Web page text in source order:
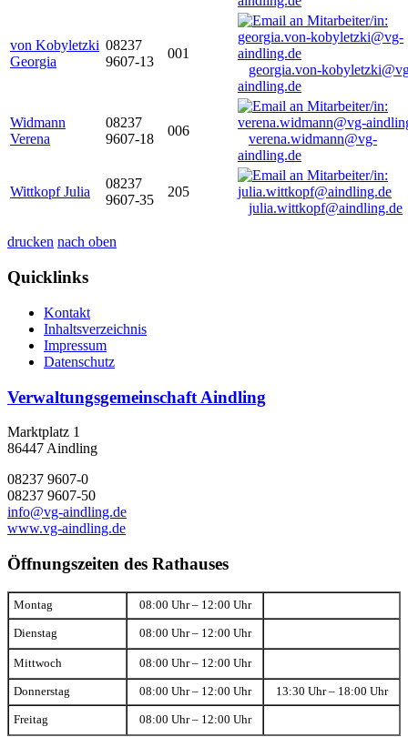
von Kobyletzki
Georgia
08237
9607-13
001
georgia.von-
aindling.de
Widmann
Verena
08237
9607-18
006
verena.widmann@vg-
aindling.de
Wittkopf Julia
08237
9607-35
205
julia.wittkopf@aindling.de
drucken nach oben
Quicklinks
Kontakt
Inhaltsverzeichnis
Impressum
Datenschutz
Verwaltungsgemeinschaft Aindling
Marktplatz 1
86447 Aindling
08237 9607-0
08237 9607-50
info@vg-aindling.de
www.vg-aindling.de
Öffnungszeiten des Rathauses
Montag 08:00 Uhr – 12:00 Uhr
Dienstag 08:00 Uhr – 12:00 Uhr
Mittwoch 08:00 Uhr – 12:00 Uhr
Donnerstag 08:00 Uhr – 12:00 Uhr 13:30 Uhr – 18:00 Uhr
Freitag 08:00 Uhr – 12:00 Uhr